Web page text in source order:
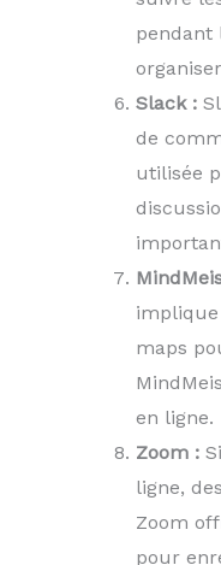
pendant
Slack :
de
utilisée
maps
en ligne.
Zoom :
ligne,
Zoom
pour